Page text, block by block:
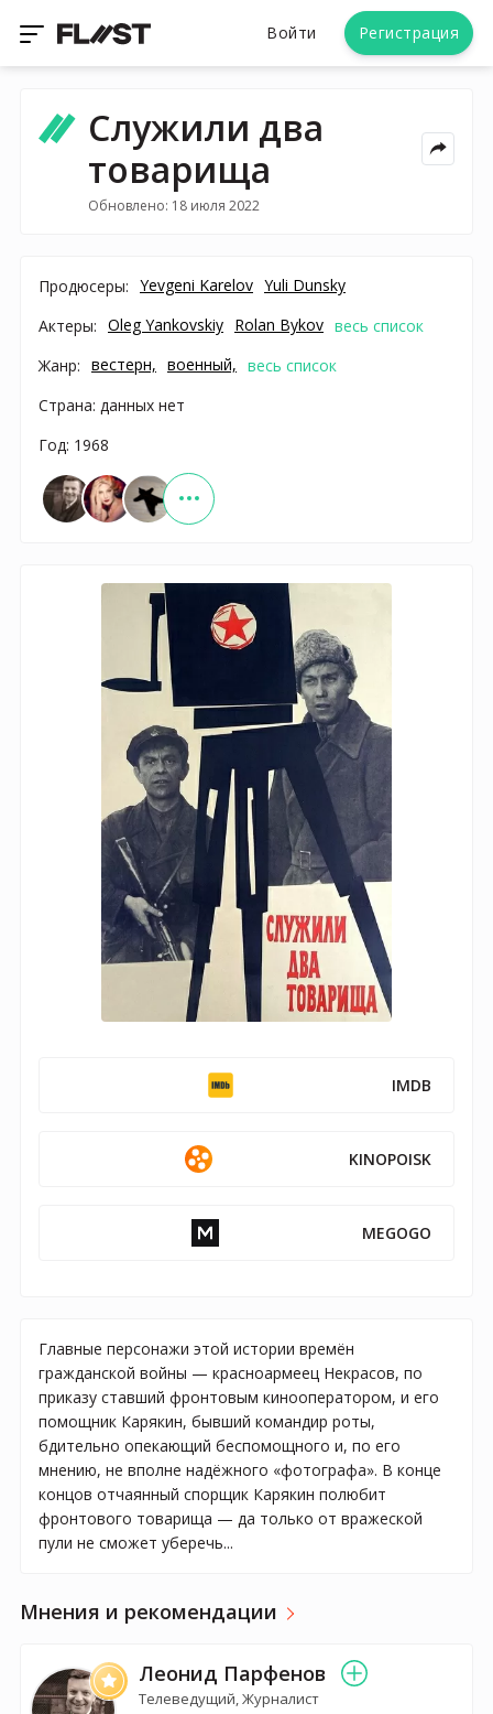
Войти Регистрация
Служили два
товарища
Обновлено: 18 июля 2022
Продюсеры: Yevgeni Karelov Yuli Dunsky
Актеры: Oleg Yankovskiy Rolan Bykov весь список
Жанр: вестерн, военный, весь список
Страна: данных нет
Год: 1968
IMDB
KINOPOISK
MEGOGO
Главные персонажи этой истории времён
гражданской войны — красноармеец Некрасов, по
приказу ставший фронтовым кинооператором, и его
помощник Карякин, бывший командир роты,
бдительно опекающий беспомощного и, по его
мнению, не вполне надёжного «фотографа». В конце
концов отчаянный спорщик Карякин полюбит
фронтового товарища — да только от вражеской
пули не сможет уберечь...
Мнения и рекомендации
Леонид Парфенов
Телеведущий, Журналист